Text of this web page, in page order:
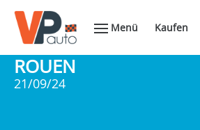
Menü Kaufen
ROUEN
21/09/24